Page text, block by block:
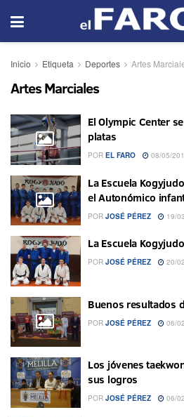
Inicio Etiqueta Deportes Artes
Artes Marciales
El Olympic Center
platas
POR EL FARO 08/05/
La Escuela
el Autonómico
POR JOSÉ PÉREZ 19/
La Escuela
POR JOSÉ PÉREZ 20/
Buenos resultados
POR JOSÉ PÉREZ 06/
Los jóvenes
sus logros
POR JOSÉ PÉREZ 06/